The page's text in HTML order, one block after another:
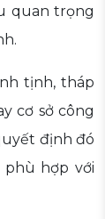
quan trọng
tịnh, tháp
cơ sở công
định đó
hợp với